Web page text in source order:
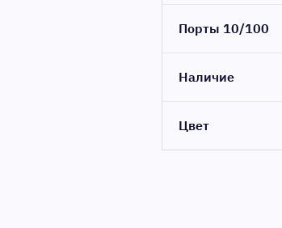
Порты 10/100
Наличие
Цвет